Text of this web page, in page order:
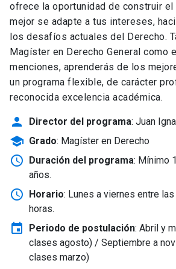
ofrece la oportunidad de construir el
mejor se adapte a tus intereses,
los desafíos actuales del Derecho.
Magíster en Derecho General como
menciones, aprenderás de los
un programa flexible, de carácter
reconocida excelencia académica.
person Director del programa: Juan
school Grado: Magíster en Derecho
schedule Duración del programa: Mínimo
años.
schedule Horario: Lunes a viernes entre
horas.
event Periodo de postulación: Abril y
clases agosto) / Septiembre a
clases marzo)